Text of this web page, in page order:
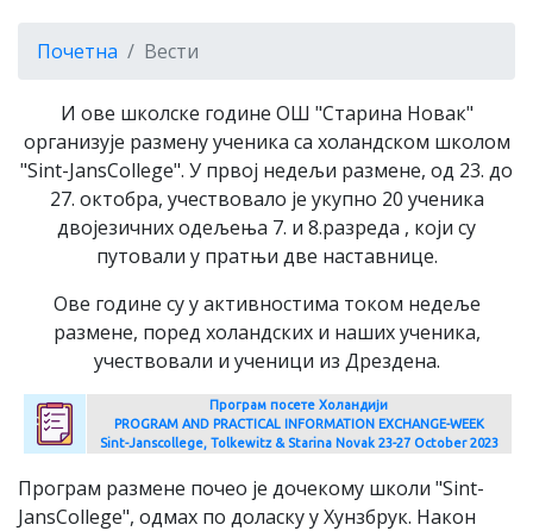
Почетна Вести
И ове школске године ОШ "Старина Новак"
организује размену ученика са холандском школом
"Sint-JansCollege". У првој недељи размене, од 23. до
27. октобра, учествовало је укупно 20 ученика
двојезичних одељења 7. и 8.разреда , који су
путовали у пратњи две наставнице.
Ове године су у активностима током недеље
размене, поред холандских и наших ученика,
учествовали и ученици из Дрездена.
Програм посете Холандији
PROGRAM AND PRACTICAL INFORMATION EXCHANGE-WEEK
Sint-Janscollege, Tolkewitz & Starina Novak 23-27 October 2023
Програм размене почео је дочекому школи "Sint-
JansCollege", одмах по доласку у Хунзбрук. Након